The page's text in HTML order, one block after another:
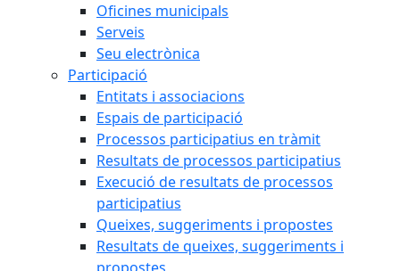
Oficines municipals
Serveis
Seu electrònica
Participació
Entitats i associacions
Espais de participació
Processos participatius en tràmit
Resultats de processos participatius
Execució de resultats de processos
participatius
Queixes, suggeriments i propostes
Resultats de queixes, suggeriments i